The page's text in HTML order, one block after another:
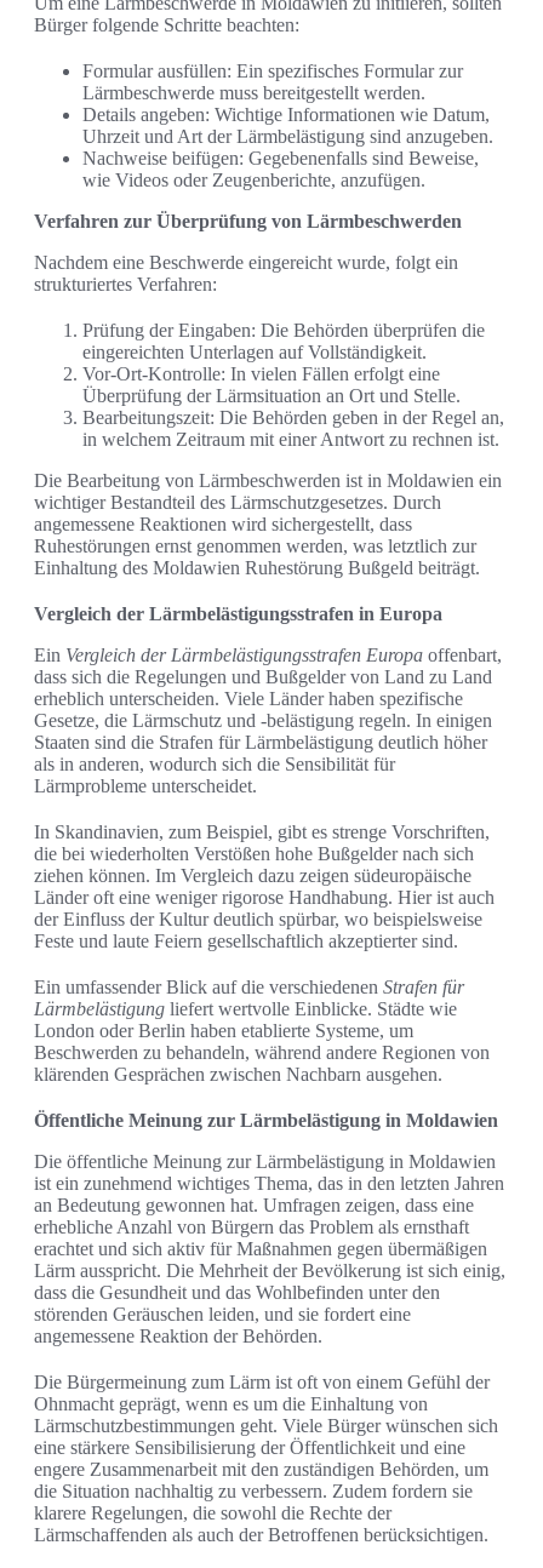
Bürger folgende Schritte beachten:
Formular ausfüllen: Ein spezifisches Formular zur
Lärmbeschwerde muss bereitgestellt werden.
Details angeben: Wichtige Informationen wie Datum,
Uhrzeit und Art der Lärmbelästigung sind anzugeben.
Nachweise beifügen: Gegebenenfalls sind Beweise,
wie Videos oder Zeugenberichte, anzufügen.
Verfahren zur Überprüfung von Lärmbeschwerden
Nachdem eine Beschwerde eingereicht wurde, folgt ein
strukturiertes Verfahren:
Prüfung der Eingaben: Die Behörden überprüfen die
eingereichten Unterlagen auf Vollständigkeit.
Vor-Ort-Kontrolle: In vielen Fällen erfolgt eine
Überprüfung der Lärmsituation an Ort und Stelle.
Bearbeitungszeit: Die Behörden geben in der Regel an,
in welchem Zeitraum mit einer Antwort zu rechnen ist.
Die Bearbeitung von Lärmbeschwerden ist in Moldawien ein
wichtiger Bestandteil des Lärmschutzgesetzes. Durch
angemessene Reaktionen wird sichergestellt, dass
Ruhestörungen ernst genommen werden, was letztlich zur
Einhaltung des Moldawien Ruhestörung Bußgeld beiträgt.
Vergleich der Lärmbelästigungsstrafen in Europa
Ein Vergleich der Lärmbelästigungsstrafen Europa offenbart,
dass sich die Regelungen und Bußgelder von Land zu Land
erheblich unterscheiden. Viele Länder haben spezifische
Gesetze, die Lärmschutz und -belästigung regeln. In einigen
Staaten sind die Strafen für Lärmbelästigung deutlich höher
als in anderen, wodurch sich die Sensibilität für
Lärmprobleme unterscheidet.
In Skandinavien, zum Beispiel, gibt es strenge Vorschriften,
die bei wiederholten Verstößen hohe Bußgelder nach sich
ziehen können. Im Vergleich dazu zeigen südeuropäische
Länder oft eine weniger rigorose Handhabung. Hier ist auch
der Einfluss der Kultur deutlich spürbar, wo beispielsweise
Feste und laute Feiern gesellschaftlich akzeptierter sind.
Ein umfassender Blick auf die verschiedenen Strafen für
Lärmbelästigung liefert wertvolle Einblicke. Städte wie
London oder Berlin haben etablierte Systeme, um
Beschwerden zu behandeln, während andere Regionen von
klärenden Gesprächen zwischen Nachbarn ausgehen.
Öffentliche Meinung zur Lärmbelästigung in Moldawien
Die öffentliche Meinung zur Lärmbelästigung in Moldawien
ist ein zunehmend wichtiges Thema, das in den letzten Jahren
an Bedeutung gewonnen hat. Umfragen zeigen, dass eine
erhebliche Anzahl von Bürgern das Problem als ernsthaft
erachtet und sich aktiv für Maßnahmen gegen übermäßigen
Lärm ausspricht. Die Mehrheit der Bevölkerung ist sich einig,
dass die Gesundheit und das Wohlbefinden unter den
störenden Geräuschen leiden, und sie fordert eine
angemessene Reaktion der Behörden.
Die Bürgermeinung zum Lärm ist oft von einem Gefühl der
Ohnmacht geprägt, wenn es um die Einhaltung von
Lärmschutzbestimmungen geht. Viele Bürger wünschen sich
eine stärkere Sensibilisierung der Öffentlichkeit und eine
engere Zusammenarbeit mit den zuständigen Behörden, um
die Situation nachhaltig zu verbessern. Zudem fordern sie
klarere Regelungen, die sowohl die Rechte der
Lärmschaffenden als auch der Betroffenen berücksichtigen.